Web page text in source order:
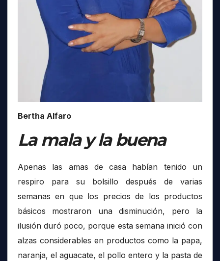
Bertha Alfaro
La mala y la buena
Apenas las amas de casa habían tenido un
respiro para su bolsillo después de varias
semanas en que los precios de los productos
básicos mostraron una disminución, pero la
ilusión duró poco, porque esta semana inició con
alzas considerables en productos como la papa,
naranja, el aguacate, el pollo entero y la pasta de